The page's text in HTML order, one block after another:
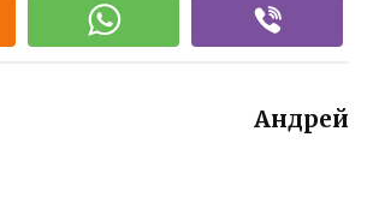
Андрей